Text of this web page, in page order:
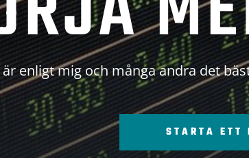
enligt mig och många andra det
STARTA ETT